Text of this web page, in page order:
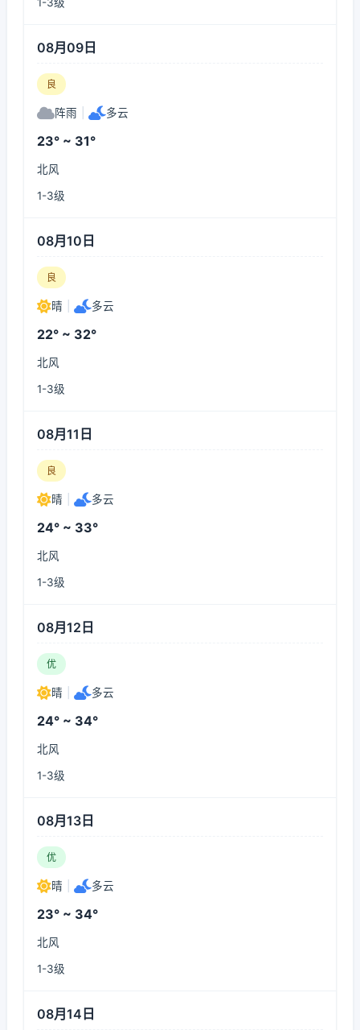
08月09日
良
阵雨 多云
23° ~ 31°
北风
1-3级
08月10日
良
晴 多云
22° ~ 32°
北风
1-3级
08月11日
良
晴 多云
24° ~ 33°
北风
1-3级
08月12日
优
晴 多云
24° ~ 34°
北风
1-3级
08月13日
优
晴 多云
23° ~ 34°
北风
1-3级
08月14日